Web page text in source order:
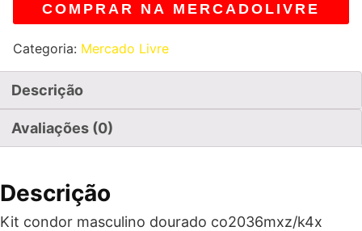
COMPRAR NA MERCADOLIVRE
Categoria: Mercado Livre
Descrição
Avaliações (0)
Descrição
Kit condor masculino dourado co2036mxz/k4x